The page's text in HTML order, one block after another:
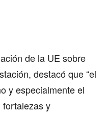
de la UE sobre
destacó que “el
y especialmente el
fortalezas y